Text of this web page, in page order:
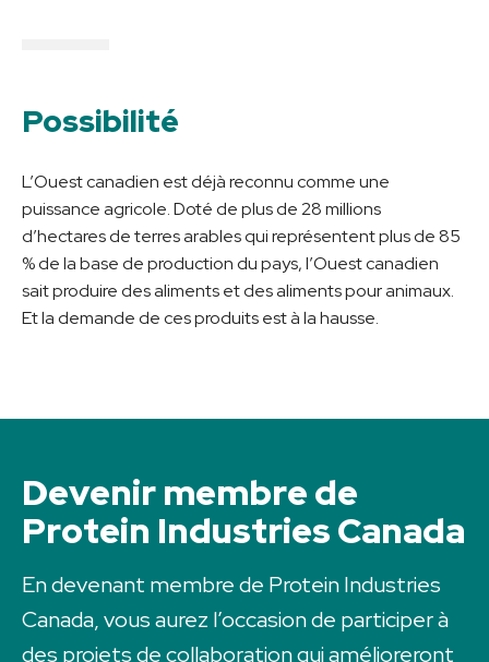
Possibilité
L’Ouest canadien est déjà reconnu comme une
puissance agricole. Doté de plus de 28 millions
d’hectares de terres arables qui représentent plus de 85
% de la base de production du pays, l’Ouest canadien
sait produire des aliments et des aliments pour animaux.
Et la demande de ces produits est à la hausse.
Devenir membre de
Protein Industries Canada
En devenant membre de Protein Industries
Canada, vous aurez l’occasion de participer à
des projets de collaboration qui amélioreront